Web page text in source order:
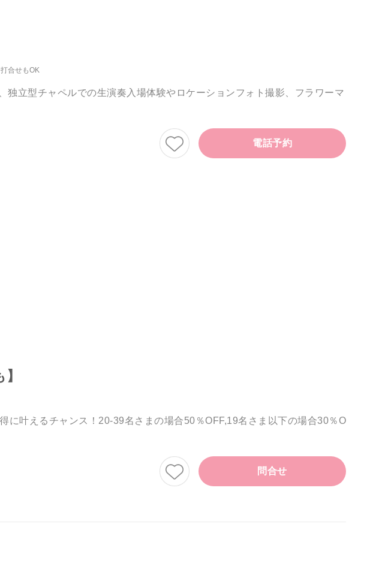
合せもOK
立型チャペルでの生演奏入場体験やロケーションフォト撮影、フラワーマ
電話予約
叶えるチャンス！20-39名さまの場合50％OFF,19名さま以下の場合30％O
問合せ